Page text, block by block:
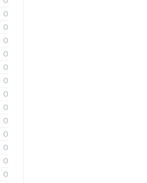
0
0
0
0
0
0
0
0
0
0
0
0
0